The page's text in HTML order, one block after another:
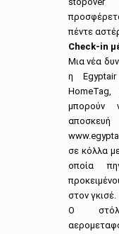
πέντε
Check-in
Μια νέα
η
μπορούν
σε κόλλα
οποία
στον γκισέ.
Ο